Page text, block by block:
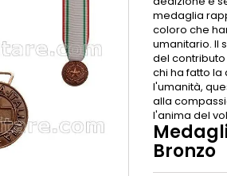
medaglia
coloro che
umanitario. Il
del
chi ha fatto la
l'umanità,
alla
l'anima del
Bronzo